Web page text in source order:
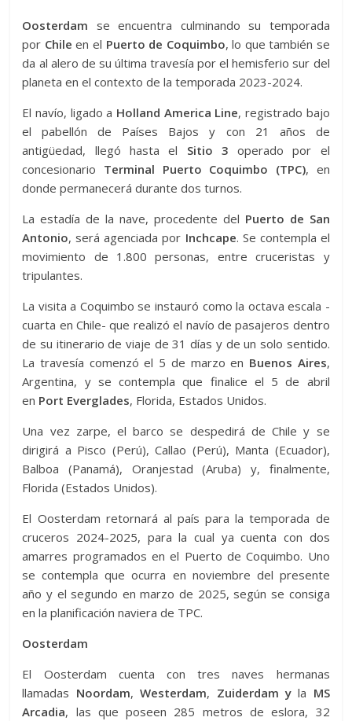
Oosterdam se encuentra culminando su temporada
por Chileen el Puerto de Coquimbo, lo que también se
da al alero de su última travesía por el hemisferio sur del
planeta en el contexto de la temporada 2023-2024.
El navío, ligado a Holland America Line, registrado bajo
el pabellón de Países Bajos y con 21 años de
antigüedad, llegó hasta el Sitio 3 operado por el
concesionario Terminal Puerto Coquimbo (TPC), en
donde permanecerá durante dos turnos.
La estadía de la nave, procedente del Puerto de San
Antonio, será agenciada por Inchcape. Se contempla el
movimiento de 1.800 personas, entre cruceristas y
tripulantes.
La visita a Coquimbo se instauró como la octava escala -
cuarta en Chile- que realizó el navío de pasajeros dentro
de su itinerario de viaje de 31 días y de un solo sentido.
La travesía comenzó el 5 de marzo en Buenos Aires,
Argentina, y se contempla que finalice el 5 de abril
en Port Everglades, Florida, Estados Unidos.
Una vez zarpe, el barco se despedirá de Chile y se
dirigirá a Pisco (Perú), Callao (Perú), Manta (Ecuador),
Balboa (Panamá), Oranjestad (Aruba) y, finalmente,
Florida (Estados Unidos).
El Oosterdam retornará al país para la temporada de
cruceros 2024-2025, para la cual ya cuenta con dos
amarres programados en el Puerto de Coquimbo. Uno
se contempla que ocurra en noviembre del presente
año y el segundo en marzo de 2025, según se consiga
en la planificación naviera de TPC.
Oosterdam
El Oosterdam cuenta con tres naves hermanas
llamadas Noordam,Westerdam, Zuiderdam yla MS
Arcadia, las que poseen 285 metros de eslora, 32